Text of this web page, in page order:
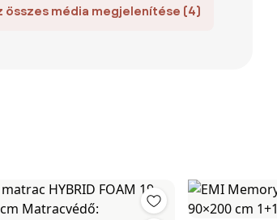
összes média megjelenítése (4)